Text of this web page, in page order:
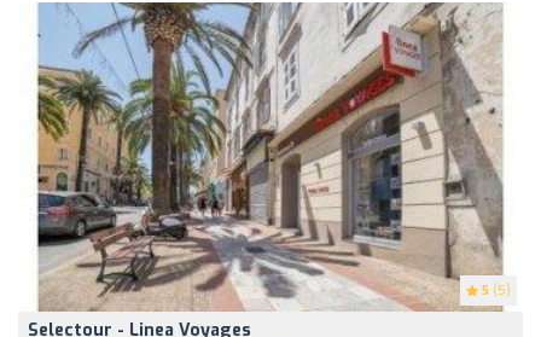
5 (5)
Selectour - Linea Voyages